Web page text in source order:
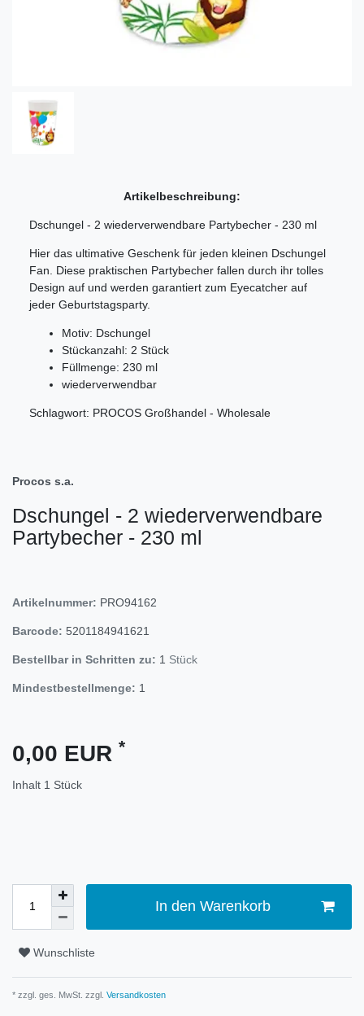
Artikelbeschreibung:
Dschungel - 2 wiederverwendbare Partybecher - 230 ml
Hier das ultimative Geschenk für jeden kleinen Dschungel
Fan. Diese praktischen Partybecher fallen durch ihr tolles
Design auf und werden garantiert zum Eyecatcher auf
jeder Geburtstagsparty.
Motiv: Dschungel
Stückanzahl: 2 Stück
Füllmenge: 230 ml
wiederverwendbar
Schlagwort: PROCOS Großhandel - Wholesale
Procos s.a.
Dschungel - 2 wiederverwendbare
Partybecher - 230 ml
Artikelnummer: PRO94162
Barcode: 5201184941621
Bestellbar in Schritten zu: 1 Stück
Mindestbestellmenge: 1
0,00 EUR *
Inhalt 1 Stück
In den Warenkorb
Wunschliste
* zzgl. ges. MwSt. zzgl. Versandkosten